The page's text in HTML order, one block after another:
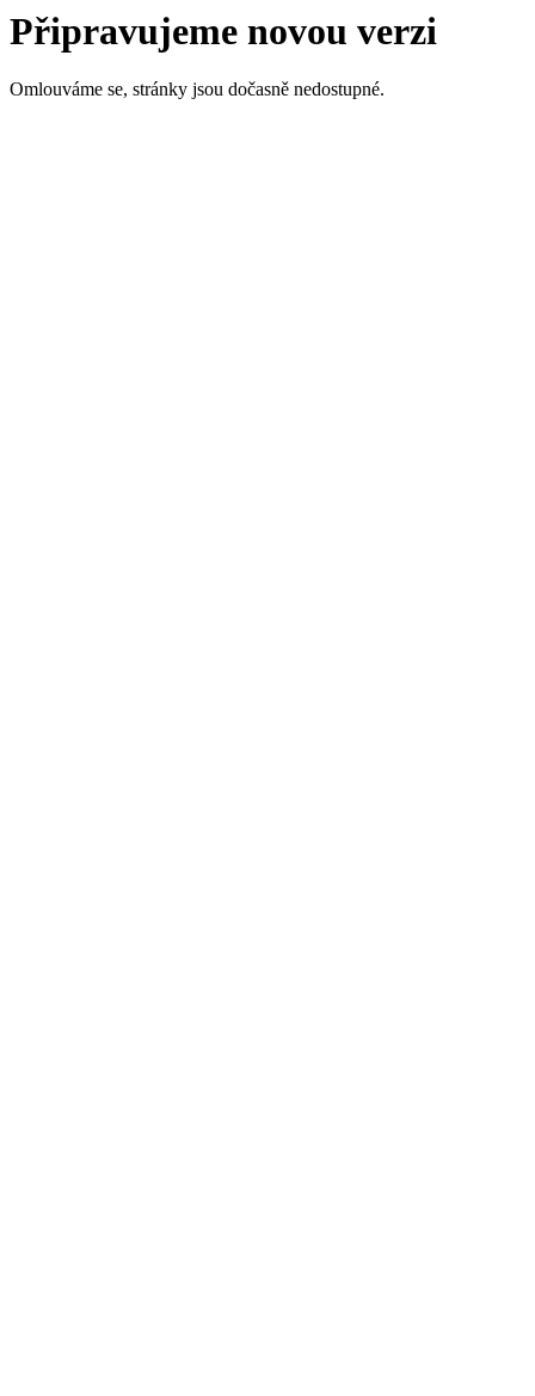
Připravujeme novou verzi
Omlouváme se, stránky jsou dočasně nedostupné.